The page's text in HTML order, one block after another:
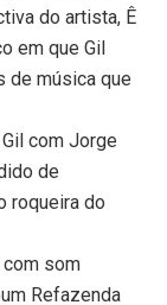
do artista, Ê
em que Gil
de música que
com Jorge
de
roqueira do
som
Refazenda